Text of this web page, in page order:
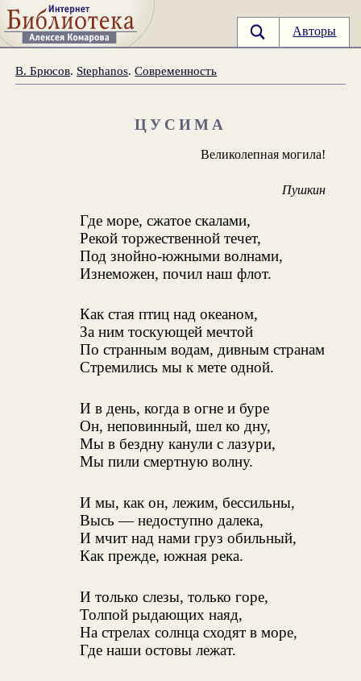
Авторы
В. Брюсов. Stephanos.Современность
ЦУСИМА
Великолепная могила!
Пушкин
Где море, сжатое скалами,
Рекой торжественной течет,
Под знойно-южными волнами,
Изнеможен, почил наш флот.
Как стая птиц над океаном,
За ним тоскующей мечтой
По странным водам, дивным странам
Стремились мы к мете одной.
И в день, когда в огне и буре
Он, неповинный, шел ко дну,
Мы в бездну канули с лазури,
Мы пили смертную волну.
И мы, как он, лежим, бессильны,
Высь — недоступно далека,
И мчит над нами груз обильный,
Как прежде, южная река.
И только слезы, только горе,
Толпой рыдающих наяд,
На стрелах солнца сходят в море,
Где наши остовы лежат.